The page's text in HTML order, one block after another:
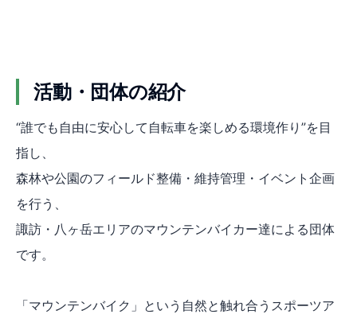
活動・団体の紹介
“誰でも自由に安心して自転車を楽しめる環境作り”を目
指し、
森林や公園のフィールド整備・維持管理・イベント企画
を行う、
諏訪・八ヶ岳エリアのマウンテンバイカー達による団体
です。
「マウンテンバイク」という自然と触れ合うスポーツア